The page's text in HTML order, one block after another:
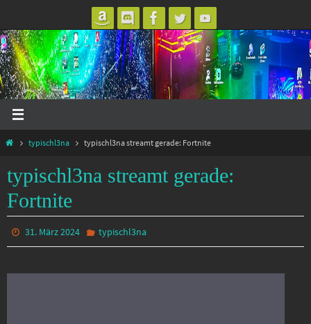
Inhalt
springen
Starttypischl3na typischl3na streamt gerade: Fortnite
typischl3na streamt gerade:
Fortnite
31. März 2024 typischl3na